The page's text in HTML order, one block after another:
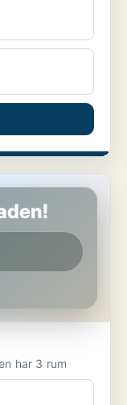
Bostaden har 3 rum